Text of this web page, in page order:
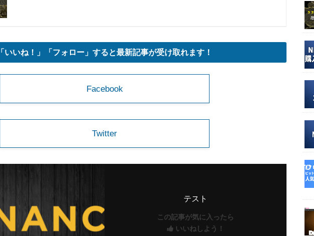
「いいね！」「フォロー」すると最新記事が受け取れます！
Facebook
Twitter
テスト
この記事が気に入ったら
いいねしよう！